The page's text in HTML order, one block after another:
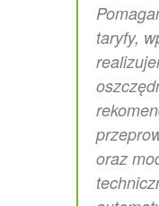
taryfy,
oraz